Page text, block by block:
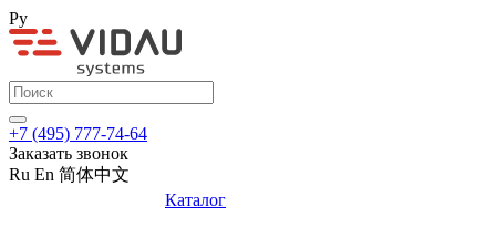
Ру
+7 (495) 777-74-64
Заказать звонок
Ru En 简体中文
Каталог